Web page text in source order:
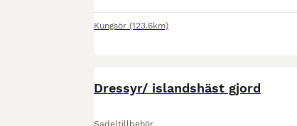
Kungsör (123.6km)
Dressyr/ islandshäst gjord
Sadeltillbehör